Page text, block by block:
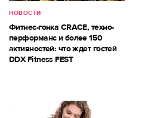
НОВОСТИ
Фитнес-гонка CRACE, техно-
перформанс и более 150
активностей: что ждет гостей
DDX Fitness FEST